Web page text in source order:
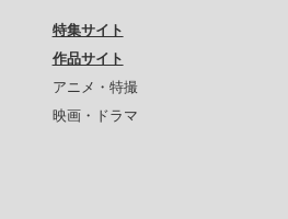
特集サイト
作品サイト
アニメ・特撮
映画・ドラマ